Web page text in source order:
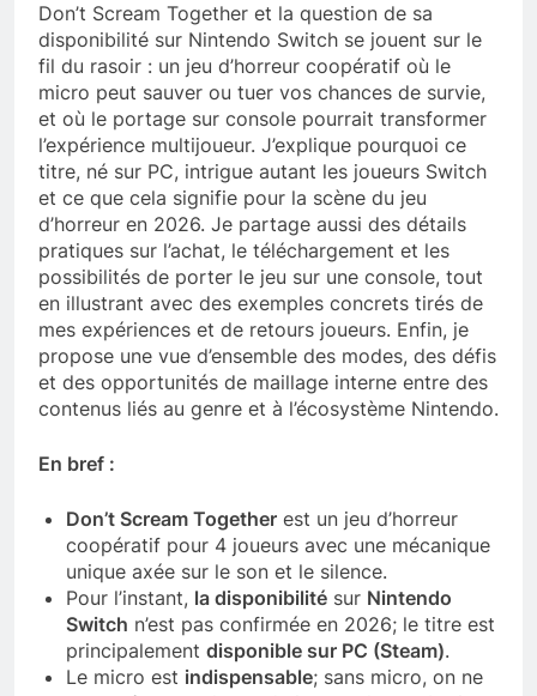
Don’t Scream Together et la question de sa
disponibilité sur Nintendo Switch se jouent sur le
fil du rasoir : un jeu d’horreur coopératif où le
micro peut sauver ou tuer vos chances de survie,
et où le portage sur console pourrait transformer
l’expérience multijoueur. J’explique pourquoi ce
titre, né sur PC, intrigue autant les joueurs Switch
et ce que cela signifie pour la scène du jeu
d’horreur en 2026. Je partage aussi des détails
pratiques sur l’achat, le téléchargement et les
possibilités de porter le jeu sur une console, tout
en illustrant avec des exemples concrets tirés de
mes expériences et de retours joueurs. Enfin, je
propose une vue d’ensemble des modes, des défis
et des opportunités de maillage interne entre des
contenus liés au genre et à l’écosystème Nintendo.
En bref :
Don’t Scream Together est un jeu d’horreur
coopératif pour 4 joueurs avec une mécanique
unique axée sur le son et le silence.
Pour l’instant, la disponibilité sur Nintendo
Switch n’est pas confirmée en 2026; le titre est
principalement disponible sur PC (Steam).
Le micro est indispensable; sans micro, on ne